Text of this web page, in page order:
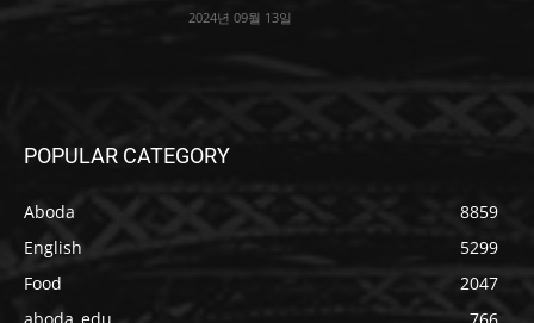
2024년 09월 13일
POPULAR CATEGORY
Aboda
8859
English
5299
Food
2047